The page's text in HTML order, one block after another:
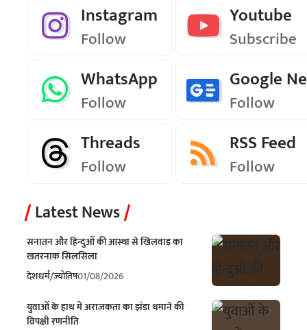
Instagram
Follow
Youtube
Subscribe
WhatsApp
Follow
Google
Follow
Threads
Follow
RSS Feed
Follow
Latest News
सनातन और हिन्दुओं की आस्था से खिलवाड़ का
खतरनाक सिलसिला
देशधर्म/ज्योतिष01/08/2026
युवाओं के हाथ में अराजकता का झंडा थमाने की
विपक्षी रणनीति